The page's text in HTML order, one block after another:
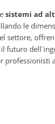
e sistemi ad
le
settore,
futuro
professionisti